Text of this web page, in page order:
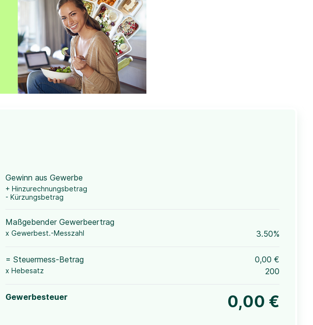
Gewinn aus Gewerbe
+ Hinzurechnungsbetrag
- Kürzungsbetrag
Maßgebender Gewerbeertrag
x Gewerbest.-Messzahl 3.50%
= Steuermess-Betrag 0,00 €
x Hebesatz 200
Gewerbesteuer 0,00 €